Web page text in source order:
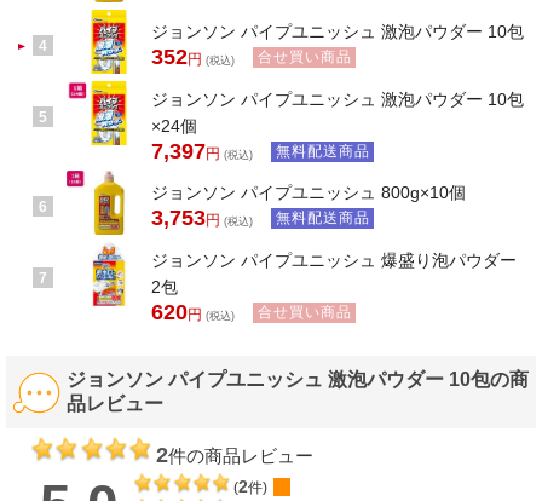
4
ジョンソン パイプユニッシュ 激泡パウダー 10包
352円 (税込) 合せ買い商品
5
ジョンソン パイプユニッシュ 激泡パウダー 10包
×24個
7,397円 (税込) 無料配送商品
6
ジョンソン パイプユニッシュ 800g×10個
3,753円 (税込) 無料配送商品
7
ジョンソン パイプユニッシュ 爆盛り泡パウダー
2包
620円 (税込) 合せ買い商品
ジョンソン パイプユニッシュ 激泡パウダー 10包の商
品レビュー
2件の商品レビュー
(2件)